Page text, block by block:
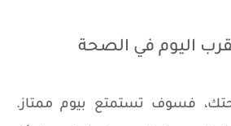
اليوم في الصحة
فسوف تستمتع بيوم ممتاز.